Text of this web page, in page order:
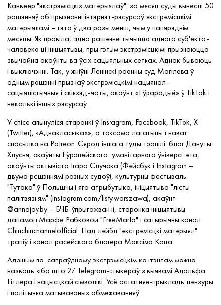
Канвеер "экстрэмісцкіх матэрыялаў": за месяц суды вынеслі 50
рашэнняў аб прызнанні інтэрнэт-рэсурсаў экстрэмісцкімі
матэрыяламі – гэта ў два разы менш, чым у папярэднім
месяцы. Як правіла, адно рашэнне тычыцца аднаго суб'екта-
чалавека ці ініцыятывы, пры гэтым экстрэмісцкімі прызнаюцца
звычайна акаўнты ва ўсіх сацыяльных сетках. Аднак бываюць
і выключэнні. Так, у жніўні Ленінскі раённы суд Магілёва ў
адным рашэнні прызнаў экстрэмісцкімі нацыянал-
сацыялістычныя і скінхэд-чаты, акаўнт «Еўрарадыё» ў TikTok і
некалькі іншых рэсурсаў.
У спісе апынуліся старонкі ў Instagram, Facebook, TikTok, X
(Twitter), «Аднакласніках», а таксама лагатыпы і нават
спасылка на Patreon. Сярод іншага туды трапілі: блог Дануты
Хлусня, акаўнты Еўрапейскага гуманітарнага ўніверсітэта,
акаўнты актывіста Ігара Случака (Фэйсбук і Instagram –
двума рашэннямі розных судоў), культурны фестываль
"Тутака" ў Польшчы і яго атрыбутыка, ініцыятыва "лісты
палітвязням" (instagram.com/listy.warszawa), акаўнт
@annajay.by – БЧБ-ўпрыгожванні, старонка ініцыятывы
дапамогі Марфе Рабковой "FreeMarfa" і сатырычны канал
Chinchinchannelofficial. Пад лэйбл "экстрэмісцкі матэрыял"
трапіў і канал расейскага блогера Максіма Каца.
Адзіным па-сапраўднаму экстрэмісцкім кантэнтам можна
назваць хіба што 27 Telegram-стыкераў з выявамі Адольфа
Гітлера і нацысцкай сімволікі. Усё астатняе-прыклады цэнзуры
і палітычна матываваных абмежаванняў.